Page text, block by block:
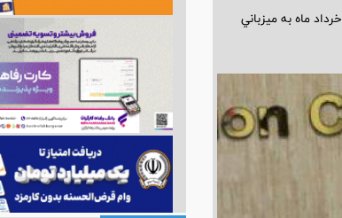
سرپرست شرکت فرودگاه‌ها و ناوبري هوايي ايران گفت: نخستين پرواز بازگشت زائران خانه خدا امروز 11 خرداد ماه به ميزباني